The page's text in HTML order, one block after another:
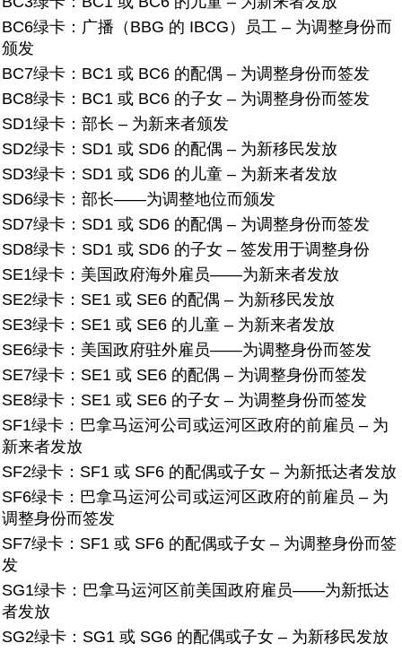
BC6绿卡： 广播（BBG 的 IBCG）员工 – 为调整身份而
颁发
BC7绿卡： BC1 或 BC6 的配偶 – 为调整身份而签发
BC8绿卡： BC1 或 BC6 的子女 – 为调整身份而签发
SD1绿卡： 部长 – 为新来者颁发
SD2绿卡： SD1 或 SD6 的配偶 – 为新移民发放
SD3绿卡： SD1 或 SD6 的儿童 – 为新来者发放
SD6绿卡： 部长——为调整地位而颁发
SD7绿卡：SD1 或 SD6 的配偶 – 为调整身份而签发
SD8绿卡： SD1 或 SD6 的子女 – 签发用于调整身份
SE1绿卡： 美国政府海外雇员——为新来者发放
SE2绿卡：SE1 或 SE6 的配偶 – 为新移民发放
SE3绿卡： SE1 或 SE6 的儿童 – 为新来者发放
SE6绿卡： 美国政府驻外雇员——为调整身份而签发
SE7绿卡： SE1 或 SE6 的配偶 – 为调整身份而签发
SE8绿卡： SE1 或 SE6 的子女 – 为调整身份而签发
SF1绿卡： 巴拿马运河公司或运河区政府的前雇员 – 为
新来者发放
SF2绿卡： SF1 或 SF6 的配偶或子女 – 为新抵达者发放
SF6绿卡： 巴拿马运河公司或运河区政府的前雇员 – 为
调整身份而签发
SF7绿卡： SF1 或 SF6 的配偶或子女 – 为调整身份而签
发
SG1绿卡： 巴拿马运河区前美国政府雇员——为新抵达
者发放
SG2绿卡： SG1 或 SG6 的配偶或子女 – 为新移民发放